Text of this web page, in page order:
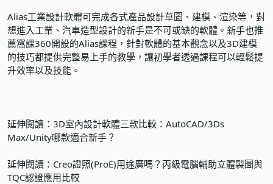
Alias工業設計軟體可完成各式產品設計草圖、建模、渲染等，對
想進入工業、汽車造型設計的新手是不可或缺的軟體。新手也推
薦窩課360開設的Alias課程 ，針對軟體的基本觀念以及3D建模
的技巧都提供完整易上手的教學，讓初學者透過課程可以輕鬆提
升效率以及技能。
延伸閱讀： 3D室內設計軟體三款比較：AutoCAD/3Ds
Max/Unity哪款適合新手？
延伸閱讀： Creo證照(ProE)用途廣嗎？丙級電腦輔助立體製圖與
TQC認證應用比較